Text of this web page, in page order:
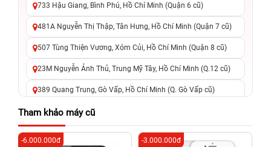
733 Hậu Giang, Bình Phú, Hồ Chí Minh (Quận 6 cũ)
481A Nguyễn Thị Thập, Tân Hưng, Hồ Chí Minh (Quận 7 cũ)
507 Tùng Thiện Vương, Xóm Củi, Hồ Chí Minh (Quận 8 cũ)
23M Nguyễn Ảnh Thủ, Trung Mỹ Tây, Hồ Chí Minh (Q.12 cũ)
389 Quang Trung, Gò Vấp, Hồ Chí Minh (Q. Gò Vấp cũ)
625 - 625A Âu Cơ, Tân Phú, Hồ Chí Minh (Quận Tân Phú cũ)
326 Lê Văn Việt, Tăng Nhơn Phú, Hồ Chí Minh (Q.9 TP. Thủ
Đức cũ)
Tham khảo máy cũ
-6.000.000đ -3.000.000đ